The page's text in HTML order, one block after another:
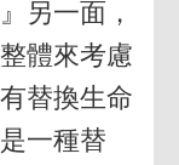
另一面，
體來考慮
替換生命
一種替